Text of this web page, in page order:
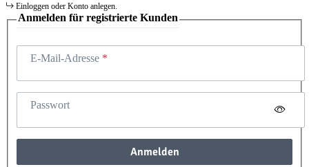
Einloggen oder Konto anlegen.
Anmelden für registrierte Kunden
E-Mail-Adresse
Passwort
Anmelden